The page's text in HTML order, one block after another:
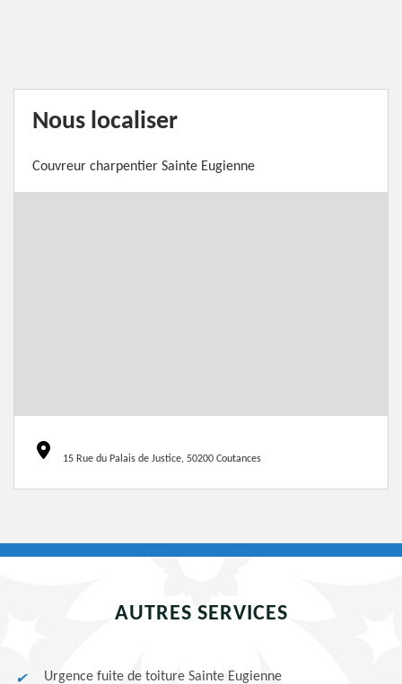
Nous localiser
Couvreur charpentier Sainte Eugienne
15 Rue du Palais de Justice, 50200 Coutances
AUTRES SERVICES
Urgence fuite de toiture Sainte Eugienne